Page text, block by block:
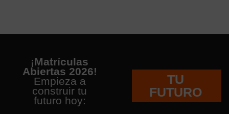
¡Matrículas
Abiertas 2026!
Empieza a
construir tu
futuro hoy:
TU
FUTURO